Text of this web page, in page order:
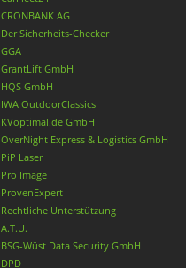
CRONBANK AG
Der Sicherheits-Checker
GGA
GrantLift GmbH
HQS GmbH
IWA OutdoorClassics
KVoptimal.de GmbH
OverNight Express & Logistics GmbH
PiP Laser
Pro Image
ProvenExpert
Rechtliche Unterstützung
A.T.U.
BSG-Wüst Data Security GmbH
DPD